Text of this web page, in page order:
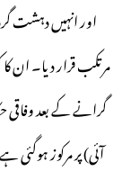
اور انہیں دہشت
مرتکب قرار دیا۔ ان
گرانے کے بعد
آئی) پر مرکوز